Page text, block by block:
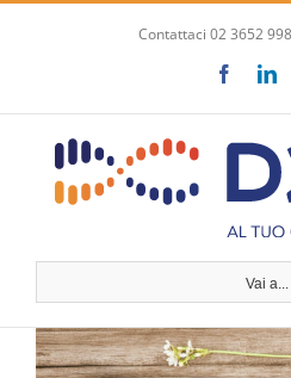
Salta
Contattaci 02 3652
Vai a...
Ingrandisci
immagine